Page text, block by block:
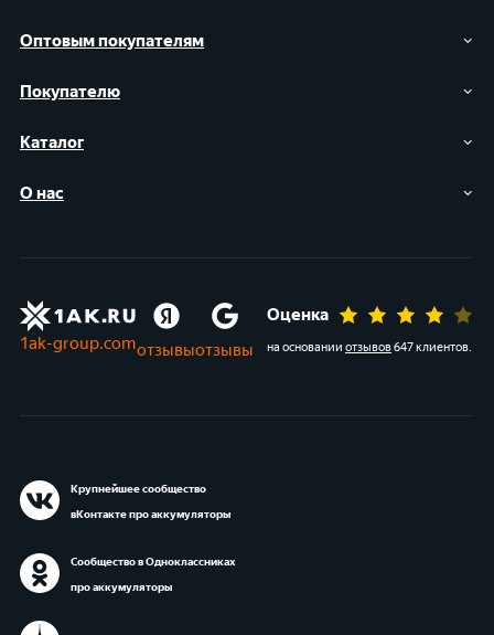
Оптовым покупателям
Покупателю
Каталог
О нас
1ak-group.comотзывыотзывы
Оценка
на основании отзывов647 клиентов.
Крупнейшее сообщество
вКонтакте про аккумуляторы
Сообщество в Одноклассниках
про аккумуляторы